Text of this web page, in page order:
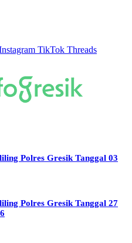
TikTok Threads
Polres Gresik Tanggal 03
Polres Gresik Tanggal 27